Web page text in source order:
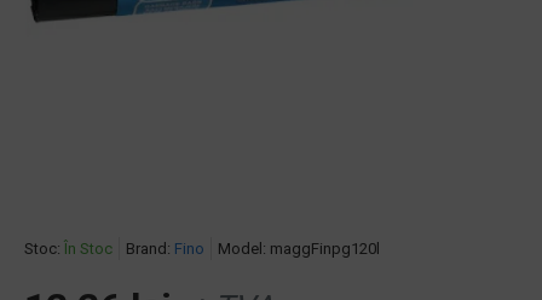
Stoc: În Stoc Brand: Fino Model: maggFinpg120l